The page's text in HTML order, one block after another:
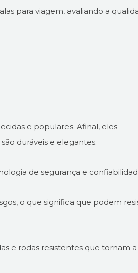
para viagem, avaliando a
e populares. Afinal, eles
duráveis e elegantes.
de segurança e
o que significa que podem
e rodas resistentes que tornam a